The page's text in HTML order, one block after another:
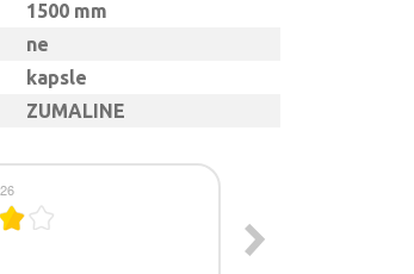
1500 mm
ne
kapsle
ZUMALINE